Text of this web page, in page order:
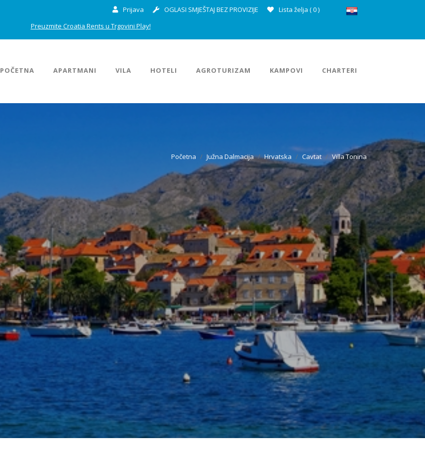
Prijava OGLASI SMJEŠTAJ BEZ PROVIZIJE Lista želja (0)
Preuzmite Croatia Rents u Trgovini Play!
POČETNA APARTMANI VILA HOTELI AGROTURIZAM KAMPOVI CHARTERI
Početna Južna Dalmacija Hrvatska Cavtat Villa Tonina